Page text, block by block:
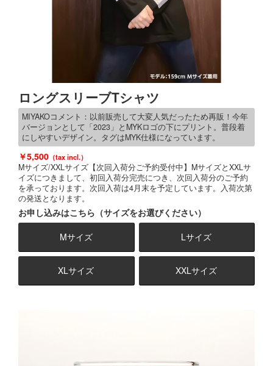
ロングスリーブTシャツ
MIYAKOコメント：以前販売して大変人気だったため再販！今年
バージョンとして「2023」とMYKロゴの下にプリント。普段着
にしやすいデザイン。タグはMYK仕様になっています。
5,500
Mサイズ/XXLサイズ【次回入荷分ご予約受付中】MサイズとXXLサ
イズにつきまして、初回入荷分完売につき、次回入荷分のご予約
を承っております。次回入荷は4月末を予定しています。入荷次第
の発送となります。
お申し込みはこちら（サイズをお選びください）
Mサイズ
Lサイズ
XLサイズ XXLサイズ